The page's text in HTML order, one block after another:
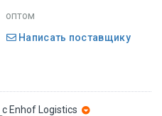
оптом
Написать поставщику
с Enhof Logistics